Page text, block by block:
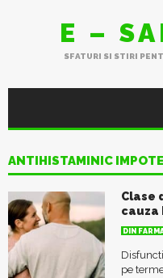
E –
SFATURI SI STIRI
ANTIHISTAMINIC
Clase
cauza
DIN
pe